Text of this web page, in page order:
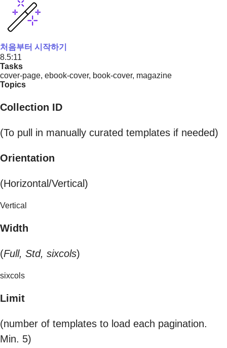
처음부터 시작하기
8.5:11
Tasks
cover-page, ebook-cover, book-cover, magazine
Topics
Collection ID
(To pull in manually curated templates if needed)
Orientation
(Horizontal/Vertical)
Vertical
Width
(Full, Std, sixcols)
sixcols
Limit
(number of templates to load each pagination.
Min. 5)